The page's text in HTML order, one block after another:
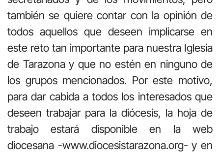
también se quiere contar con la opinión de
todos aquellos que deseen implicarse en
este reto tan importante para nuestra Iglesia
de Tarazona y que no estén en ninguno de
los grupos mencionados. Por este motivo,
para dar cabida a todos los interesados que
deseen trabajar para la diócesis, la hoja de
trabajo estará disponible en la web
diocesana -www.diocesistarazona.org- y en